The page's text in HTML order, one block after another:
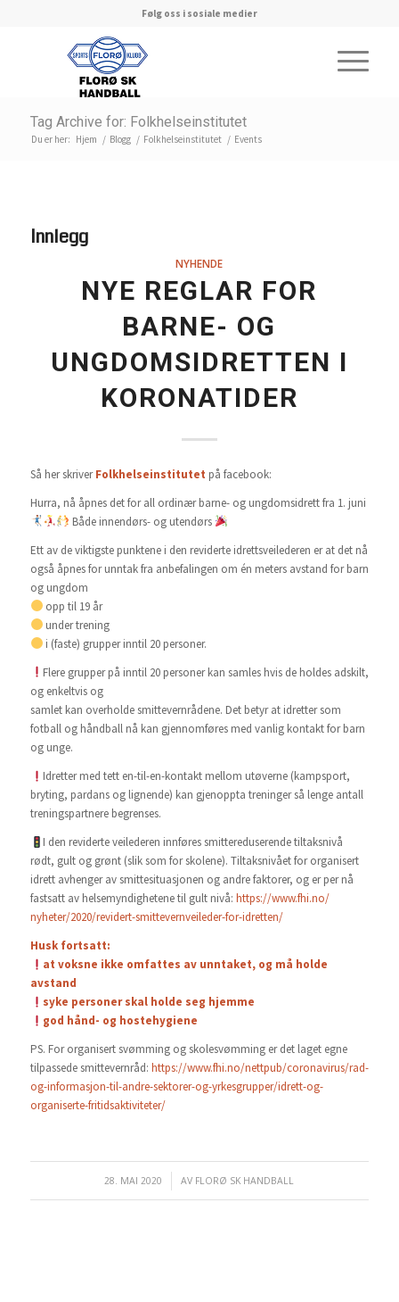
Følg oss i sosiale medier
Tag Archive for: Folkhelseinstitutet
Du er her: Hjem / Blogg / Folkhelseinstitutet / Events
Innlegg
NYHENDE
NYE REGLAR FOR
BARNE- OG
UNGDOMSIDRETTEN I
KORONATIDER
Så her skriverFolkhelseinstitutet på facebook:
Hurra, nå åpnes det for all ordinær barne- og ungdomsidrett fra 1. juni
Både innendørs- og utendørs
Ett av de viktigste punktene i den reviderte idrettsveilederen er at det nå
også åpnes for unntak fra anbefalingen om én meters avstand for barn
og ungdom
opp til 19 år
under trening
i (faste) grupper inntil 20 personer.
Flere grupper på inntil 20 personer kan samles hvis de holdes adskilt,
og enkeltvis og
samlet kan overholde smittevernrådene. Det betyr at idretter som
fotball og håndball nå kan gjennomføres med vanlig kontakt for barn
og unge.
Idretter med tett en-til-en-kontakt mellom utøverne (kampsport,
bryting, pardans og lignende) kan gjenoppta treninger så lenge antall
treningspartnere begrenses.
I den reviderte veilederen innføres smittereduserende tiltaksnivå
rødt, gult og grønt (slik som for skolene). Tiltaksnivået for organisert
idrett avhenger av smittesituasjonen og andre faktorer, og er per nå
fastsatt av helsemyndighetene til gult nivå: https://www.fhi.no/
nyheter/2020/revidert-smittevernveileder-for-idretten/
Husk fortsatt:
at voksne ikke omfattes av unntaket, og må holde
avstand
syke personer skal holde seg hjemme
god hånd- og hostehygiene
PS. For organisert svømming og skolesvømming er det laget egne
tilpassede smittevernråd: https://www.fhi.no/nettpub/coronavirus/rad-
og-informasjon-til-andre-sektorer-og-yrkesgrupper/idrett-og-
organiserte-fritidsaktiviteter/
28. MAI 2020
/ AV FLORØ SK HANDBALL